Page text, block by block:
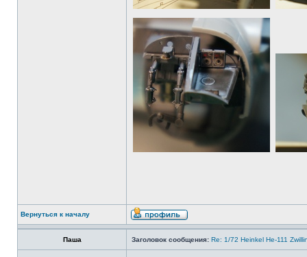
Вернуться к началу
Паша Заголовок сообщения: Re: 1/72 Heinkel He-111